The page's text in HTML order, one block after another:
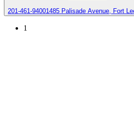
201-461-94001485 Palisade Avenue, Fort
1